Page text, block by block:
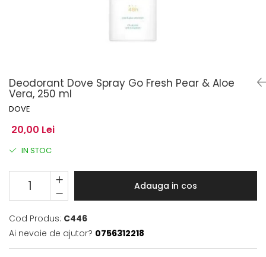
Deodorant Dove Spray Go Fresh Pear & Aloe
Vera, 250 ml
DOVE
20,00 Lei
IN STOC
Adauga in cos
Cod Produs: C446
Ai nevoie de ajutor? 0756312218